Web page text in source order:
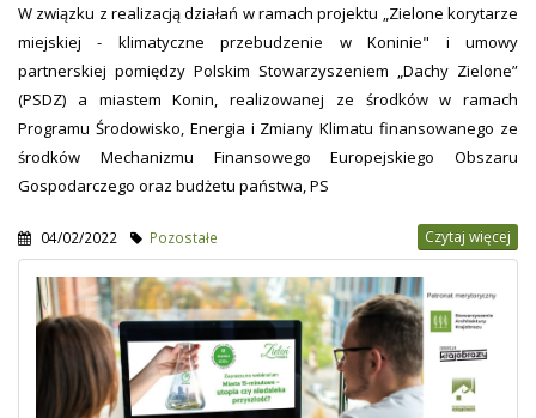
W związku z realizacją działań w ramach projektu „Zielone korytarze
miejskiej - klimatyczne przebudzenie w Koninie" i umowy
partnerskiej pomiędzy Polskim Stowarzyszeniem „Dachy Zielone”
(PSDZ) a miastem Konin, realizowanej ze środków w ramach
Programu Środowisko, Energia i Zmiany Klimatu finansowanego ze
środków Mechanizmu Finansowego Europejskiego Obszaru
Gospodarczego oraz budżetu państwa, PS
04/02/2022 Pozostałe Czytaj więcej